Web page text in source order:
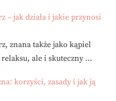
– jak działa i jakie przynosi
znana także jako kąpiel
ale i skuteczny …
korzyści, zasady i jak ją